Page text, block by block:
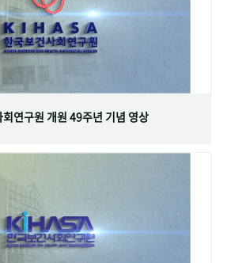
50년
연구원 개원 49주년 기념 영상